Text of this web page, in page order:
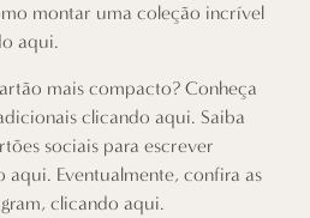
montar uma coleção incrível
aqui.
mais compacto? Conheça
clicando aqui. Saiba
sociais para escrever
aqui. Eventualmente, confira as
clicando aqui.